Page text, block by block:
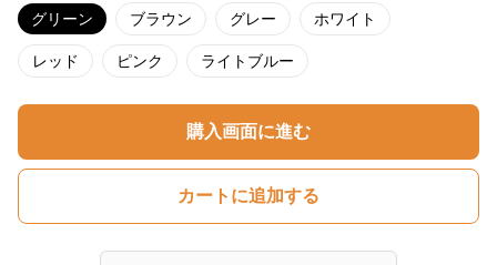
グリーン ブラウン グレー ホワイト
レッド ピンク ライトブルー
購入画面に進む
カートに追加する